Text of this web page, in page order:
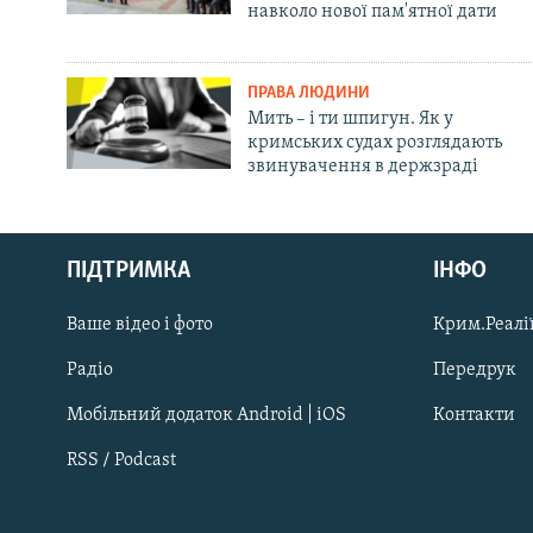
Русский
Qırımtatar
ДОЛУЧАЙСЯ!
навколо нової пам'ятної дати
ПРАВА ЛЮДИНИ
Мить – і ти шпигун. Як у
кримських судах розглядають
звинувачення в держзраді
ПІДТРИМКА
Ваше відео і фото
Радіо
Мобільний додаток Android | iOS
RSS / Podcast
ІНФО
Передрук
Контакти